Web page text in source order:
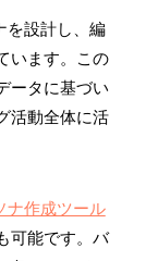
を設計し、編
います。この
ータに基づい
活動全体に活
ナ作成ツール
可能です。バ